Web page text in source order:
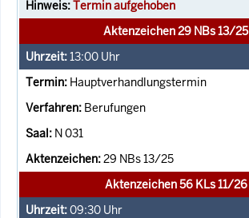
Termin aufgehoben
Aktenzeichen 29 NBs 13/25
13:00 Uhr
Hauptverhandlungstermin
Berufungen
N 031
29 NBs 13/25
Aktenzeichen 56 KLs 11/26
09:30 Uhr